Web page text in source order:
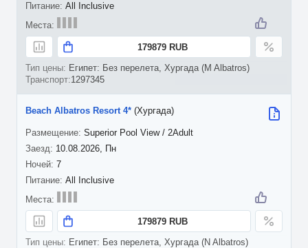
All Inclusive
179879 RUB
Египет: Без перелета, Хургада (M Albatros)
1297345
10.08.2026, Пн
7
Beach Albatros Resort 4* (Хургада)
Superior Pool View / 2Adult
All Inclusive
179879 RUB
Египет: Без перелета, Хургада (N Albatros)